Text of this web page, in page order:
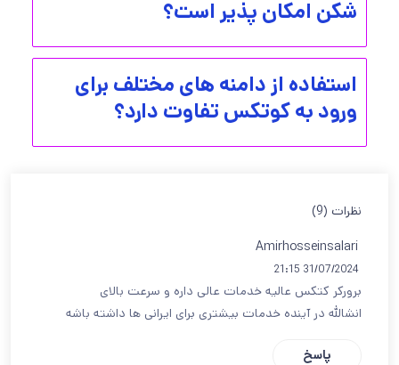
شکن امکان پذیر است؟
استفاده از دامنه های مختلف برای
ورود به کوتکس تفاوت دارد؟
نظرات (9)
Amirhosseinsalari
31/07/2024 21:15
برورکر کتکس عالیه خدمات عالی داره و سرعت بالای
انشالله در آینده خدمات بیشتری برای ایرانی ها داشته باشه
پاسخ